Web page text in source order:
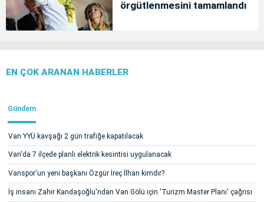
örgütlenmesini tamamlandı
EN ÇOK ARANAN HABERLER
Gündem
Van YYÜ kavşağı 2 gün trafiğe kapatılacak
Van'da 7 ilçede planlı elektrik kesintisi uygulanacak
Vanspor'un yeni başkanı Özgür İreç İlhan kimdir?
İş insanı Zahir Kandaşoğlu'ndan Van Gölü için 'Turizm Master Planı' çağrısı